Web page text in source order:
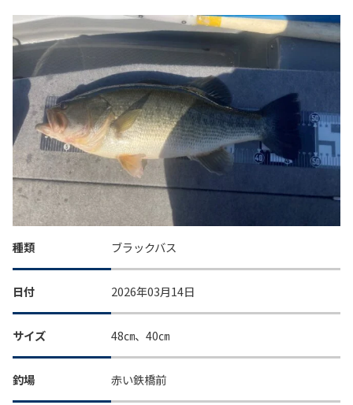
種類 ブラックバス
日付 2026年03月14日
サイズ 48㎝、40㎝
釣場 赤い鉄橋前